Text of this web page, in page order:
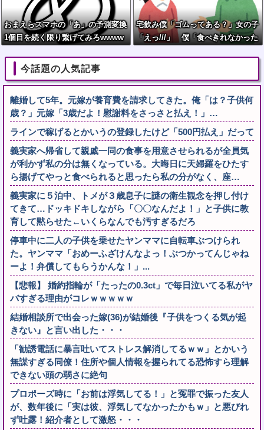
おまえらスマホの「あ」の予測変換
1個目を続く限り繋げてみろwwww
宅飲み僕「ゴムってある？」女の子
「えっ///」 僕「食べきれなかった
今話題の人気記事
離婚して5年。元嫁が養育費を請求してきた。俺「は？子供何
歳？」元嫁「3歳だよ！慰謝料をさっさと払え！」…
ラインで稼げるとかいうの登録したけど「500円払え」だって
義実家へ帰省して親戚一同の食事を用意させられるが全員気
が利かず私の分は無くなっている。大晦日に天婦羅をひたす
ら揚げてやっと食べられると思ったら私の分がなく、座…
義実家に５泊中、トメが３歳息子に謎の衛生観念を押し付け
てきて…ドッキドキしながら「〇〇なんだよ！」と子供に教
育して黙らせた←いくらなんでも汚すぎるだろ
停車中に二人の子供を乗せたヤンママに自転車ぶつけられ
た。ヤンママ「おめーふざけんなよっ！ぶつかってんじゃね
ーよ！弁償してもらうかんな！」...
【悲報】 婚約指輪が「たったの0.3ct」で毎日泣いてる私がヤ
バすぎる理由がコレｗｗｗｗｗ
結婚相談所で出会った嫁(36)が結婚後『子供をつくる気が起
きない』と言い出した・・・
「勧誘電話に暴言吐いてストレス解消してるｗｗ」とかいう
無謀すぎる同僚！住所や個人情報を握られてる恐怖すら理解
できない頭の弱さに絶句
プロポーズ時に「お前は浮気してる！」と冤罪で振った友人
が、数年後に「実は彼、浮気してなかったかもｗ」と悪びれ
ず吐露！紹介者として激怒・・・